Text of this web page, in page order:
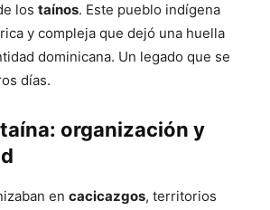
los taínos. Este pueblo indígena
y compleja que dejó una huella
dominicana. Un legado que se
días.
organización y
en cacicazgos, territorios